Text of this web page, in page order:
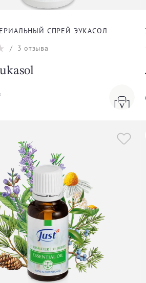
СПРЕЙ ЭУКАСОЛ
/ 3 отзыва